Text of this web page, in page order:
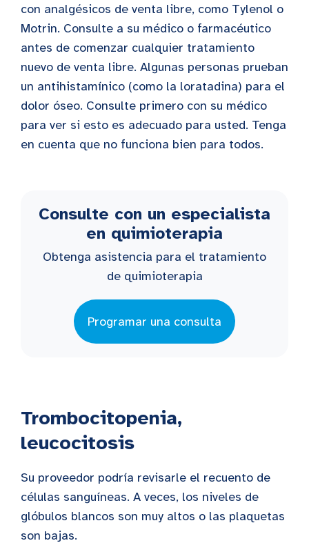
con analgésicos de venta libre, como Tylenol o
Motrin. Consulte a su médico o farmacéutico
antes de comenzar cualquier tratamiento
nuevo de venta libre. Algunas personas prueban
un antihistamínico (como la loratadina) para el
dolor óseo. Consulte primero con su médico
para ver si esto es adecuado para usted. Tenga
en cuenta que no funciona bien para todos.
Consulte con un especialista
en quimioterapia
Obtenga asistencia para el tratamiento
de quimioterapia
Programar una consulta
Trombocitopenia,
leucocitosis
Su proveedor podría revisarle el recuento de
células sanguíneas. A veces, los niveles de
glóbulos blancos son muy altos o las plaquetas
son bajas.